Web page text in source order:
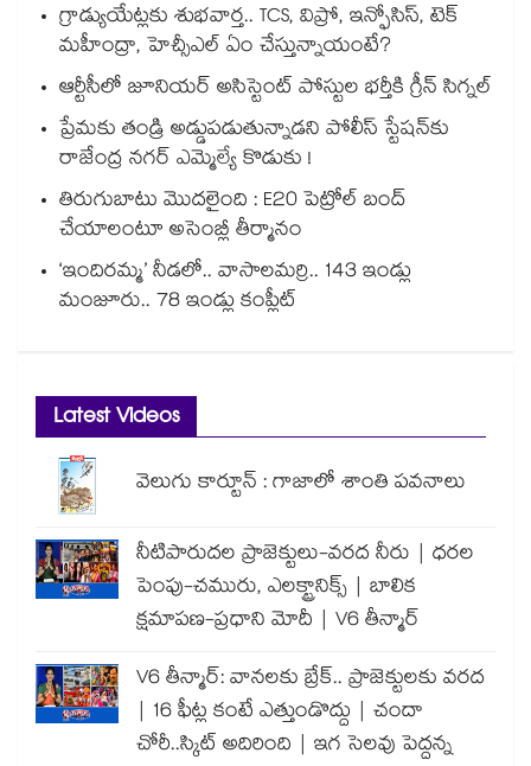
గ్రాడ్యుయేట్లకు శుభవార్త.. TCS, విప్రో, ఇన్ఫోసిస్, టెక్
మహీంద్రా, హెచ్సీఎల్ ఏం చేస్తున్నాయంటే?
ఆర్టీసీలో జూనియర్ అసిస్టెంట్‌‌ పోస్టుల భర్తీకి గ్రీన్‌‌ సిగ్నల్
ప్రేమకు తండ్రి అడ్డుపడుతున్నాడని పోలీస్ స్టేషన్⁪కు
రాజేంద్ర నగర్ ఎమ్మెల్యే కొడుకు !
తిరుగుబాటు మొదలైంది : E20 పెట్రోల్ బంద్
చేయాలంటూ అసెంబ్లీ తీర్మానం
‘ఇందిరమ్మ’ నీడలో.. వాసాలమర్రి.. 143 ఇండ్లు
మంజూరు.. 78 ఇండ్లు కంప్లీట్
Latest Videos
వెలుగు కార్టూన్ : గాజాలో శాంతి పవనాలు
నీటిపారుదల ప్రాజెక్టులు-వరద నీరు | ధరల
పెంపు-చమురు, ఎలక్ట్రానిక్స్ | బాలిక
క్షమాపణ-ప్రధాని మోదీ | V6 తీన్మార్
V6 తీన్మార్: వానలకు బ్రేక్.. ప్రాజెక్టులకు వరద
| 16 ఫీట్ల కంటే ఎత్తుండొద్దు | చందా
చోరీ..స్కిట్ అదిరింది | ఇగ సెలవు పెద్దన్న